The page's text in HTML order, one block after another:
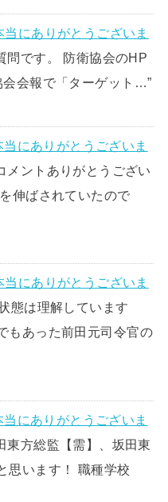
当にありがとうございま
問です。 防衛協会のHP
会会報で「ターゲット…”
当にありがとうございま
メントありがとうござい
伸ばされていたので
当にありがとうございま
態は理解しています
もあった前田元司令官の
当にありがとうございま
東方総監【需】、坂田東
思います！ 職種学校